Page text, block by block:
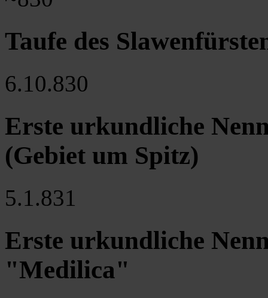
Taufe des
6.10.830
Erste urkundliche
(Gebiet um Spitz)
5.1.831
Erste urkundliche
"Medilica"